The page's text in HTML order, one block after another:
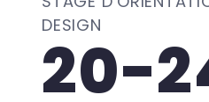
DESIGN
20-